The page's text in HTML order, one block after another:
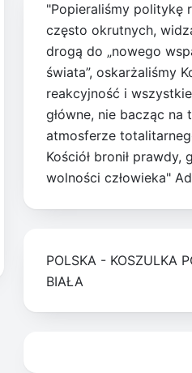
"Popieraliśmy politykę
często okrutnych,
drogą do „nowego
świata”, oskarżaliśmy
reakcyjność i
główne, nie bacząc na
atmosferze
Kościół bronił prawdy,
wolności człowieka"
POLSKA - KOSZULKA
BIAŁA